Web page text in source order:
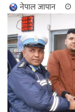
नेपाल जापान